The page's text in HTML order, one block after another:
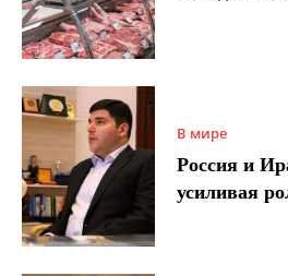
В мире
Россия и
усиливая